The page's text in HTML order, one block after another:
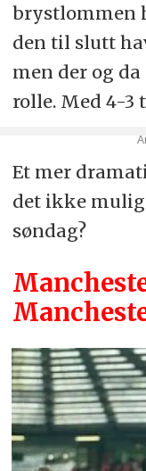
brystlommen
den til slutt
men der og
rolle. Med 4-
Et mer
det ikke mulig
søndag?